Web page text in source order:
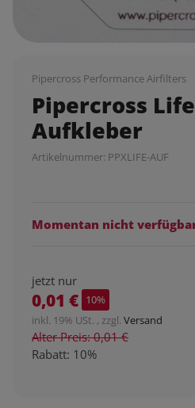
Pipercross Performance Airfilters
Pipercross
Aufkleber
Artikelnummer: PPXLIFE-AUF
Momentan nicht
jetzt nur
0,01 € 10%
inkl. 19% USt. , zzgl. Versand
Alter Preis: 0,01 €
Rabatt: 10%